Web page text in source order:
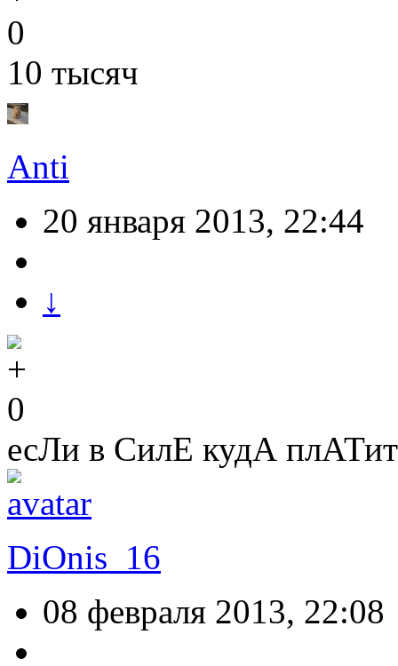
0
10 тысяч
Anti
20 января 2013, 22:44
↓
0
есЛи в СилЕ кудА
DiOnis_16
08 февраля 2013, 22:08